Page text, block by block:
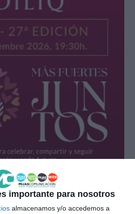
importante para nosotros
almacenamos y/o accedemos a